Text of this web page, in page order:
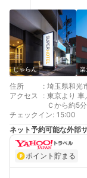
じゃらん 楽
住所 : 埼玉県和光
アクセス
: 東京より
Ｃから約5
側ＩＣで下
線 /東武東
最寄り駅１
補足 車／
ご予約お願
ンバー車は
利用をお
チェックイン: 15:00
ネット予約可能な外部
ポイント貯まる